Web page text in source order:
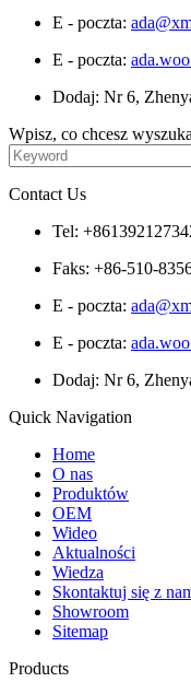
E - poczta:
E - poczta:
Dodaj: Nr 6,
Wpisz, co chcesz
Contact Us
Tel:
Faks: +86-510-
E - poczta:
E - poczta:
Dodaj: Nr 6,
Quick Navigation
Home
O nas
Produktów
OEM
Wideo
Aktualności
Wiedza
Skontaktuj się z
Showroom
Sitemap
Products